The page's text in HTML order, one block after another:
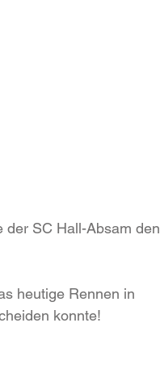
der SC Hall-Absam den
heutige Rennen in
konnte!